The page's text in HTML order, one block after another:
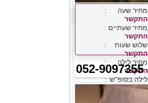
מחיר שעה
התקשר
מחיר שעתיים
התקשר
שלוש שעות
התקשר
מחיר לילה
התקשר
לילה בסופ''ש
התקשר
052-9097355